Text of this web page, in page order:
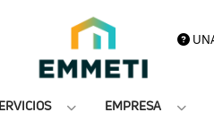
EMPRESA